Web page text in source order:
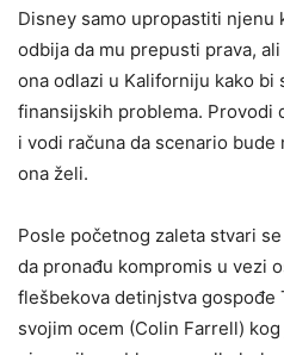
Disney samo upropastiti njenu
odbija da mu prepusti prava,
ona odlazi u Kaliforniju kako bi
finansijskih problema. Provodi
i vodi računa da scenario bude
ona želi.
Posle početnog zaleta stvari
da pronađu kompromis u vezi
flešbekova detinjstva gospođe
svojim ocem (Colin Farrell)